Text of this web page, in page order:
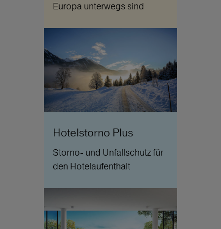
Europa unterwegs sind
Hotelstorno Plus
Storno- und Unfallschutz für
den Hotelaufenthalt